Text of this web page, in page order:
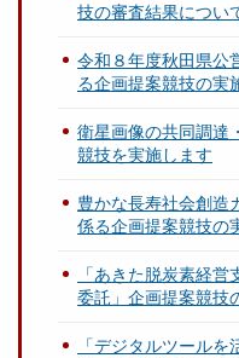
技の審査結果につい
令和８年度秋田県公
る企画提案競技の実
衛星画像の共同調達
競技を実施します
豊かな長寿社会創造
係る企画提案競技の
「あきた脱炭素経
委託」企画提案競技
「デジタルツール